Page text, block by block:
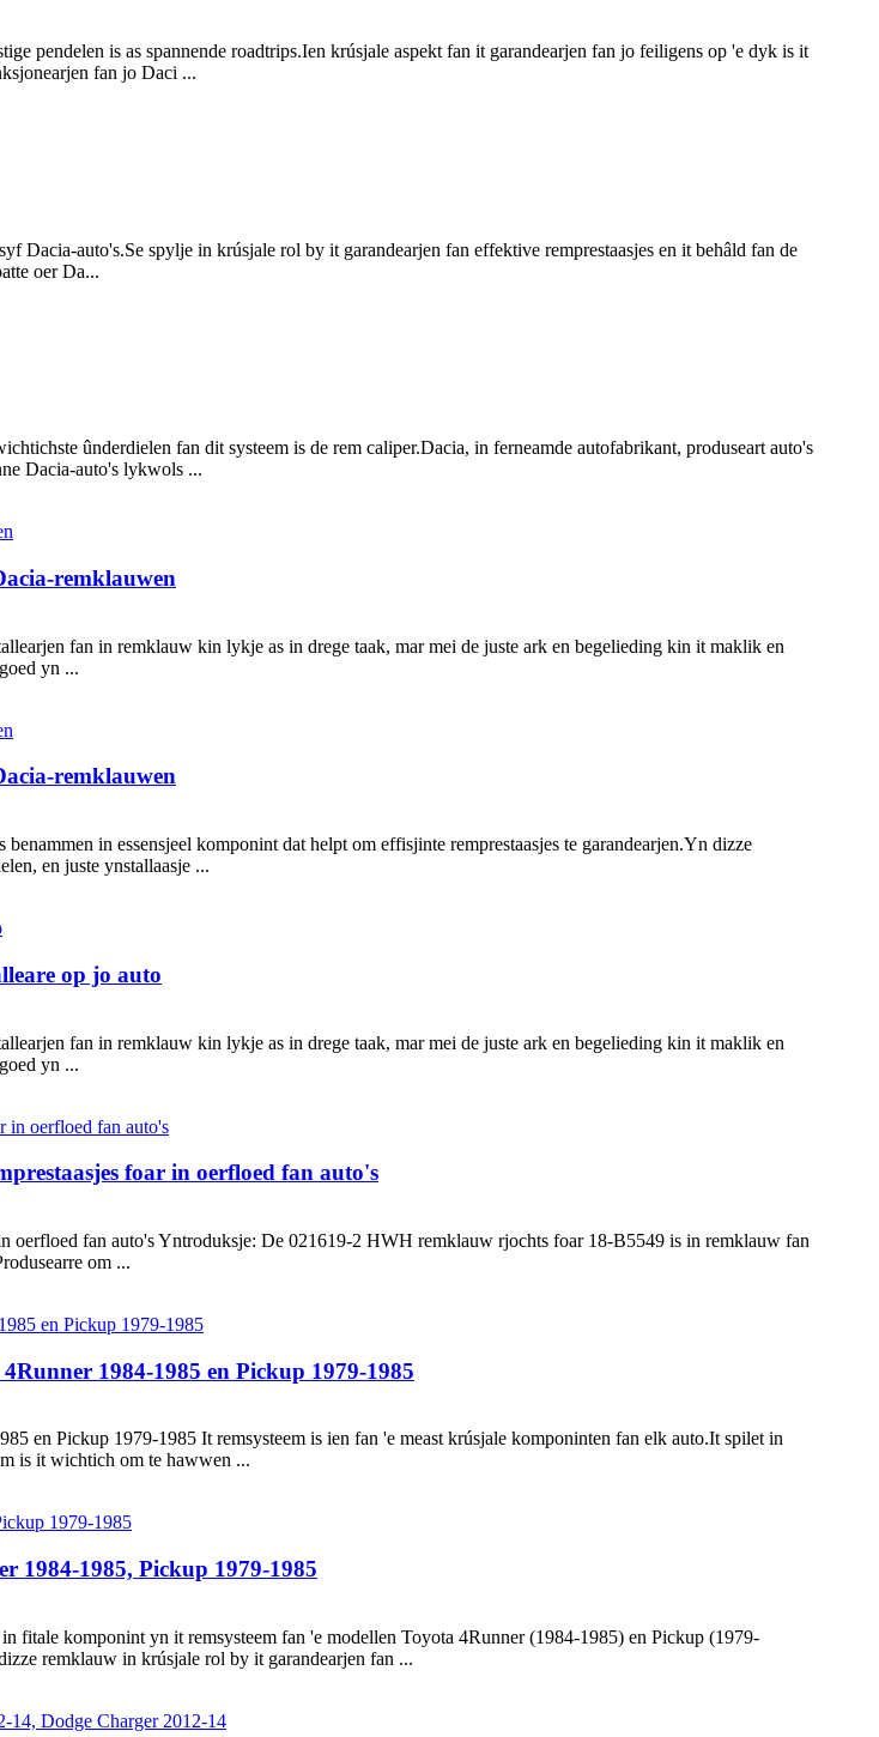
pendelen is as spannende roadtrips.Ien krúsjale aspekt fan it garandearjen fan jo feiligens op 'e dyk is it
fan jo Daci ...
Dacia-auto's.Se spylje in krúsjale rol by it garandearjen fan effektive remprestaasjes en it behâld fan de
oer Da...
ûnderdielen fan dit systeem is de rem caliper.Dacia, in ferneamde autofabrikant, produseart auto's
Dacia-auto's lykwols ...
remklauwen
fan in remklauw kin lykje as in drege taak, mar mei de juste ark en begelieding kin it maklik en
yn ...
remklauwen
in essensjeel komponint dat helpt om effisjinte remprestaasjes te garandearjen.Yn dizze
en juste ynstallaasje ...
op jo auto
fan in remklauw kin lykje as in drege taak, mar mei de juste ark en begelieding kin it maklik en
yn ...
foar in oerfloed fan auto's
oerfloed fan auto's Yntroduksje: De 021619-2 HWH remklauw rjochts foar 18-B5549 is in remklauw fan
om ...
1984-1985 en Pickup 1979-1985
en Pickup 1979-1985 It remsysteem is ien fan 'e meast krúsjale komponinten fan elk auto.It spilet in
is it wichtich om te hawwen ...
1984-1985, Pickup 1979-1985
komponint yn it remsysteem fan 'e modellen Toyota 4Runner (1984-1985) en Pickup (1979-
remklauw in krúsjale rol by it garandearjen fan ...